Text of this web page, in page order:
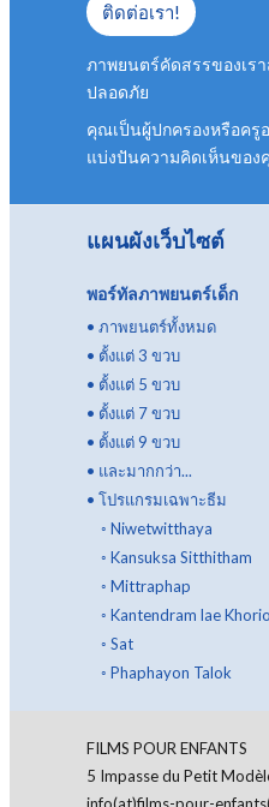
ติดต่อเรา!
ภาพยนตร์คัดสรรของเร
ปลอดภัย
คุณเป็นผู้ปกครองหรือครู
แบ่งปันความคิดเห็นของ
แผนผังเว็บไซต์
พอร์ทัลภาพยนตร์เด็ก
• ภาพยนตร์ทั้งหมด
• ตั้งแต่ 3 ขวบ
• ตั้งแต่ 5 ขวบ
• ตั้งแต่ 7 ขวบ
• ตั้งแต่ 9 ขวบ
• และมากกว่า...
• โปรแกรมเฉพาะธีม
◦ Niwetwitthaya
◦ Kansuksa Sitthitham
◦ Mittraphap
◦ Kantendram lae
◦ Sat
◦ Phaphayon Talok
FILMS POUR ENFANTS
5 Impasse du Petit